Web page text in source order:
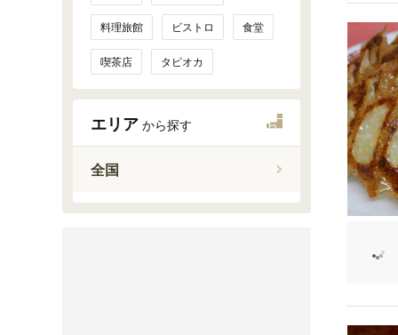
料理旅館 ビストロ 食堂
喫茶店 タピオカ
エリア から探す
全国